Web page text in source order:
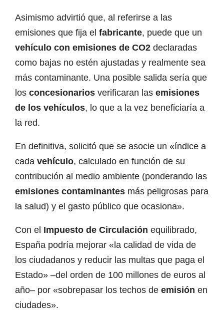
Asimismo advirtió que, al referirse a las
emisiones que fija el fabricante, puede que un
vehículo con emisiones de CO2 declaradas
como bajas no estén ajustadas y realmente sea
más contaminante. Una posible salida sería que
los concesionarios verificaran las emisiones
de los vehículos, lo que a la vez beneficiaría a
la red.
En definitiva, solicitó que se asocie un «índice a
cada vehículo, calculado en función de su
contribución al medio ambiente (ponderando las
emisiones contaminantes más peligrosas para
la salud) y el gasto público que ocasiona».
Con el Impuesto de Circulación equilibrado,
España podría mejorar «la calidad de vida de
los ciudadanos y reducir las multas que paga el
Estado» –del orden de 100 millones de euros al
año– por «sobrepasar los techos de emisión en
ciudades».